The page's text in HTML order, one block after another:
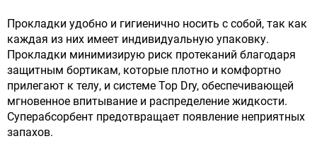
Прокладки удобно и гигиенично носить с собой, так как
каждая из них имеет индивидуальную упаковку.
Прокладки минимизирую риск протеканий благодаря
защитным бортикам, которые плотно и комфортно
прилегают к телу, и системе Top Dry, обеспечивающей
мгновенное впитывание и распределение жидкости.
Суперабсорбент предотвращает появление неприятных
запахов.